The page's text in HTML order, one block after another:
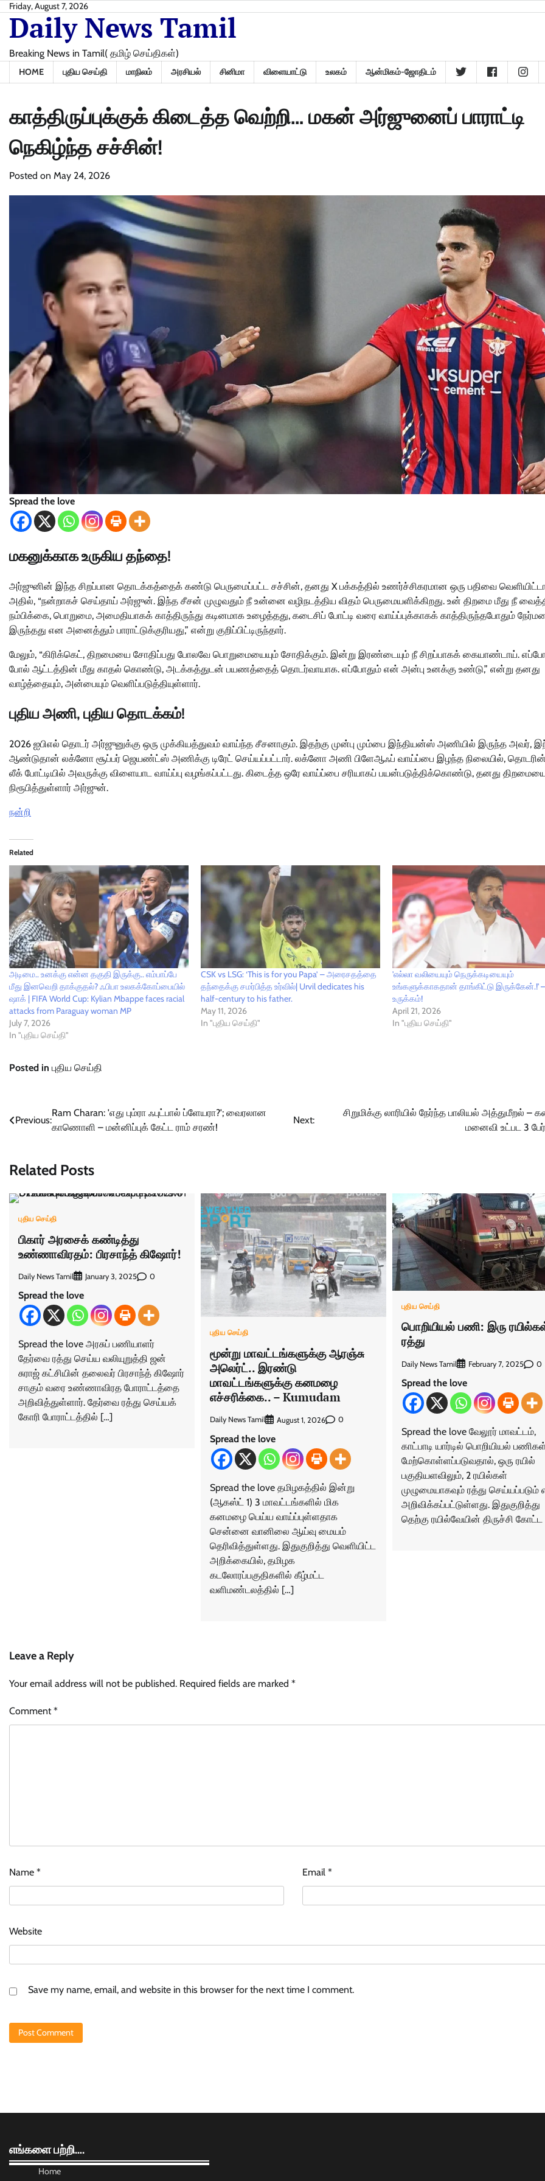
Skip
content
Friday, August 7, 2026
Daily News Tamil
Breaking News in Tamil( தமிழ் செய்திகள்)
HOME புதிய செய்தி மாநிலம் அரசியல் சினிமா விளையாட்டு உலகம் ஆன்மிகம்-ஜோதிடம்
காத்திருப்புக்குக் கிடைத்த வெற்றி… மகன் அர்ஜுனைப் பாராட்டி
நெகிழ்ந்த சச்சின்!
Posted on May 24, 2026
Spread the love
மகனுக்காக உருகிய தந்தை!
அர்ஜுனின் இந்த சிறப்பான தொடக்கத்தைக் கண்டு பெருமைப்பட்ட சச்சின், தனது X பக்கத்தில் உணர்ச்சிகரமான ஒரு பதிவை
அதில், “நன்றாகச் செய்தாய் அர்ஜுன். இந்த சீசன் முழுவதும் நீ உன்னை வழிநடத்திய விதம் பெருமையளிக்கிறது. உன் திறமை மீது நீ
நம்பிக்கை, பொறுமை, அமைதியாகக் காத்திருந்து கடினமாக உழைத்தது, கடைசிப் போட்டி வரை வாய்ப்புக்காகக் காத்திருந்தபோதும்
இருந்தது என அனைத்தும் பாராட்டுக்குரியது,” என்று குறிப்பிட்டிருந்தார்.
மேலும், “கிரிக்கெட், திறமையை சோதிப்பது போலவே பொறுமையையும் சோதிக்கும். இன்று இரண்டையும் நீ சிறப்பாகக் கையாண்டாய்.
போல் ஆட்டத்தின் மீது காதல் கொண்டு, அடக்கத்துடன் பயணத்தைத் தொடர்வாயாக. எப்போதும் என் அன்பு உனக்கு உண்டு,” என்று தனது
வாழ்த்தையும், அன்பையும் வெளிப்படுத்தியுள்ளார்.
புதிய அணி, புதிய தொடக்கம்!
2026 ஐபிஎல் தொடர் அர்ஜுனுக்கு ஒரு முக்கியத்துவம் வாய்ந்த சீசனாகும். இதற்கு முன்பு மும்பை இந்தியன்ஸ் அணியில் இருந்த அவர்,
ஆண்டுதான் லக்னோ சூப்பர் ஜெயண்ட்ஸ் அணிக்கு டிரேட் செய்யப்பட்டார். லக்னோ அணி பிளேஆஃப் வாய்ப்பை இழந்த நிலையில்,
லீக் போட்டியில் அவருக்கு விளையாட வாய்ப்பு வழங்கப்பட்டது. கிடைத்த ஒரே வாய்ப்பை சரியாகப் பயன்படுத்திக்கொண்டு, தனது
நிரூபித்துள்ளார் அர்ஜுன்.
நன்றி
Related
அடிமை.. உனக்கு என்ன தகுதி இருக்கு.. எம்பாப்பே
மீது இனவெறி தாக்குதல்? ஃபிபா உலகக்கோப்பையில்
ஷாக் | FIFA World Cup: Kylian Mbappe faces racial
attacks from Paraguay woman MP
July 7, 2026
In "புதிய செய்தி"
CSK vs LSG: ‘This is for you Papa’ – அரைசதத்தை
தந்தைக்கு சமர்பித்த உர்வில்| Urvil dedicates his
half-century to his father.
May 11, 2026
In "புதிய செய்தி"
'எல்லா வலியையும் நெருக்கடியையும்
உங்களுக்காகதான் தாங்கிட்டு இருக்கேன்.!'
உருக்கம்!
April 21, 2026
In "புதிய செய்தி"
Posted in புதிய செய்தி
Post
Previous:
Ram Charan: 'எது பும்ரா ஃபுட்பால் ப்ளேயரா?'; வைரலான
காணொளி – மன்னிப்புக் கேட்ட ராம் சரண்!
Next:
சிறுமிக்கு லாரியில் நேர்ந்த பாலியல் அத்துமீறல்
மனைவி உட்பட 3
Related Posts
புதிய செய்தி
பிகார் அரசைக் கண்டித்து
உண்ணாவிரதம்: பிரசாந்த் கிஷோர்!
Daily News Tamil January 3, 2025 0
Spread the love
Spread the love அரசுப் பணியாளர்
தேர்வை ரத்து செய்ய வலியுறுத்தி ஜன்
சுராஜ் கட்சியின் தலைவர் பிரசாந்த் கிஷோர்
சாகும் வரை உண்ணாவிரத போராட்டத்தை
அறிவித்துள்ளார். தேர்வை ரத்து செய்யக்
கோரி போராட்டத்தில் […]
புதிய செய்தி
மூன்று மாவட்டங்களுக்கு ஆரஞ்சு
அலெர்ட்.. இரண்டு
மாவட்டங்களுக்கு கனமழை
எச்சரிக்கை.. – Kumudam
Daily News Tamil August 1, 2026 0
Spread the love
Spread the love தமிழகத்தில் இன்று
(ஆகஸ்ட் 1) 3 மாவட்டங்களில் மிக
கனமழை பெய்ய வாய்ப்புள்ளதாக
சென்னை வானிலை ஆய்வு மையம்
தெரிவித்துள்ளது. இதுகுறித்து வெளியிட்ட
அறிக்கையில், தமிழக
கடலோரப்பகுதிகளில் கீழ்மட்ட
வளிமண்டலத்தில் […]
புதிய செய்தி
பொறியியல் பணி: இரு
ரத்து
Daily News Tamil February 7, 2025 0
Spread the love
Spread the love வேலூர் மாவட்டம்,
காட்பாடி யார்டில் பொறியியல்
மேற்கொள்ளப்படுவதால், ஒரு ரயில்
பகுதியளவிலும், 2 ரயில்கள்
முழுமையாகவும் ரத்து செய்யப்படும்
அறிவிக்கப்பட்டுள்ளது. இதுகுறித்து
தெற்கு ரயில்வேயின் திருச்சி கோட்ட
Leave a Reply
Your email address will not be published. Required fields are marked *
Comment*
Name * Email*
Website
Save my name, email, and website in this browser for the next time I comment.
எங்களை பற்றி….
Home